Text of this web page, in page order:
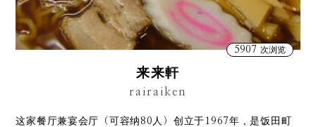
5907 次浏览
来来軒
rairaiken
这家餐厅兼宴会厅（可容纳80人）创立于1967年，是饭田​​町